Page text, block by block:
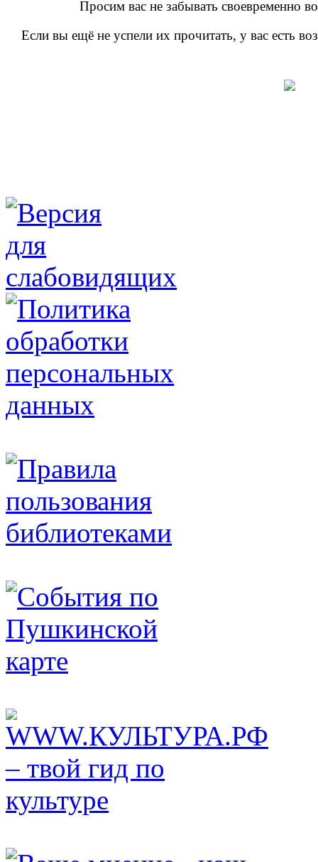
Просим вас не забывать своевременно
Если вы ещё не успели их прочитать, у вас есть